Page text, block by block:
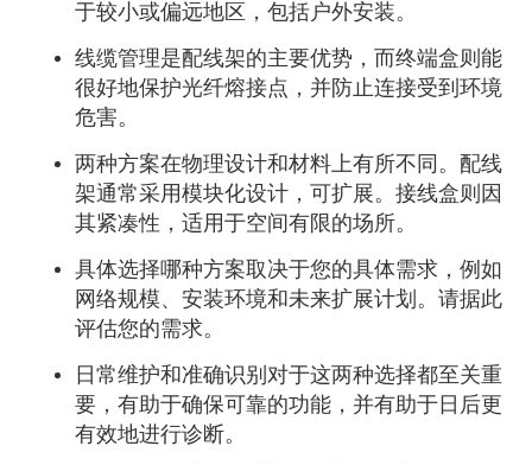
于较小或偏远地区，包括户外安装。
线缆管理是配线架的主要优势，而终端盒则能
很好地保护光纤熔接点，并防止连接受到环境
危害。
两种方案在物理设计和材料上有所不同。配线
架通常采用模块化设计，可扩展。接线盒则因
其紧凑性，适用于空间有限的场所。
具体选择哪种方案取决于您的具体需求，例如
网络规模、安装环境和未来扩展计划。请据此
评估您的需求。
日常维护和准确识别对于这两种选择都至关重
要，有助于确保可靠的功能，并有助于日后更
有效地进行诊断。